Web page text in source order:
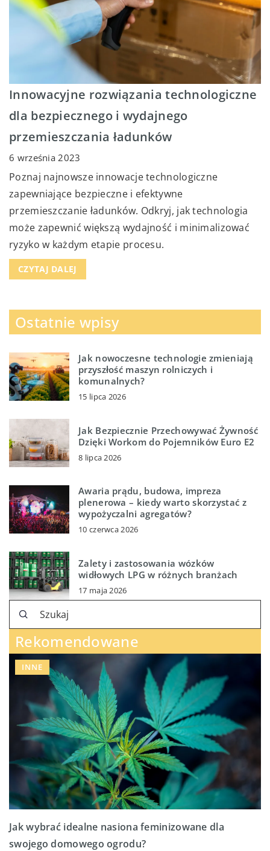
Innowacyjne rozwiązania technologiczne
dla bezpiecznego i wydajnego
przemieszczania ładunków
6 września 2023
Poznaj najnowsze innowacje technologiczne
zapewniające bezpieczne i efektywne
przemieszczanie ładunków. Odkryj, jak technologia
może zapewnić większą wydajność i minimalizować
ryzyko w każdym etapie procesu.
CZYTAJ DALEJ
Ostatnie wpisy
Jak nowoczesne technologie zmieniają
przyszłość maszyn rolniczych i
komunalnych?
15 lipca 2026
Jak Bezpiecznie Przechowywać Żywność
Dzięki Workom do Pojemników Euro E2
8 lipca 2026
Awaria prądu, budowa, impreza
plenerowa – kiedy warto skorzystać z
wypożyczalni agregatów?
10 czerwca 2026
Zalety i zastosowania wózków
widłowych LPG w różnych branżach
17 maja 2026
Rekomendowane
INNE
Jak wybrać idealne nasiona feminizowane dla
swojego domowego ogrodu?